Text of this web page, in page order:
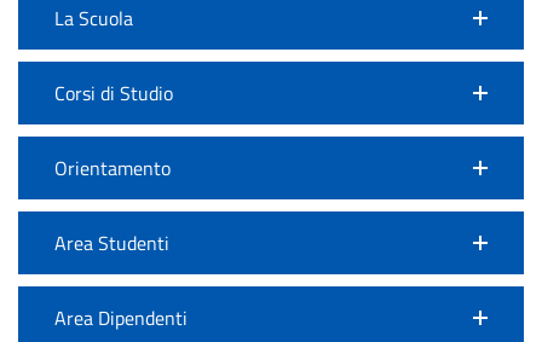
La Scuola
Corsi di Studio
Orientamento
Area Studenti
Area Dipendenti